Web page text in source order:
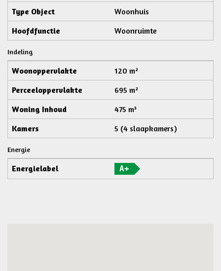
Type Object
Woonhuis
Hoofdfunctie
Woonruimte
Indeling
Woonoppervlakte
120 m²
Perceeloppervlakte
695 m²
Woning Inhoud
475 m³
Kamers
5 (4 slaapkamers)
Energie
Energielabel A+